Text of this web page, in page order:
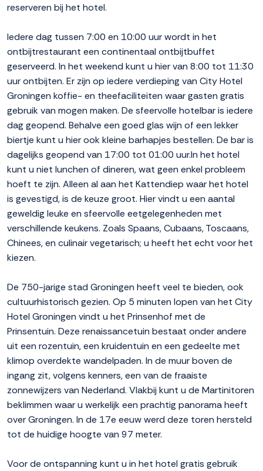
reserveren bij het hotel.
Iedere dag tussen 7:00 en 10:00 uur wordt in het
ontbijtrestaurant een continentaal ontbijtbuffet
geserveerd. In het weekend kunt u hier van 8:00 tot 11:30
uur ontbijten. Er zijn op iedere verdieping van City Hotel
Groningen koffie- en theefaciliteiten waar gasten gratis
gebruik van mogen maken. De sfeervolle hotelbar is iedere
dag geopend. Behalve een goed glas wijn of een lekker
biertje kunt u hier ook kleine barhapjes bestellen. De bar is
dagelijks geopend van 17:00 tot 01:00 uur.In het hotel
kunt u niet lunchen of dineren, wat geen enkel probleem
hoeft te zijn. Alleen al aan het Kattendiep waar het hotel
is gevestigd, is de keuze groot. Hier vindt u een aantal
geweldig leuke en sfeervolle eetgelegenheden met
verschillende keukens. Zoals Spaans, Cubaans, Toscaans,
Chinees, en culinair vegetarisch; u heeft het echt voor het
kiezen.
De 750-jarige stad Groningen heeft veel te bieden, ook
cultuurhistorisch gezien. Op 5 minuten lopen van het City
Hotel Groningen vindt u het Prinsenhof met de
Prinsentuin. Deze renaissancetuin bestaat onder andere
uit een rozentuin, een kruidentuin en een gedeelte met
klimop overdekte wandelpaden. In de muur boven de
ingang zit, volgens kenners, een van de fraaiste
zonnewijzers van Nederland. Vlakbij kunt u de Martinitoren
beklimmen waar u werkelijk een prachtig panorama heeft
over Groningen. In de 17e eeuw werd deze toren hersteld
tot de huidige hoogte van 97 meter.
Voor de ontspanning kunt u in het hotel gratis gebruik